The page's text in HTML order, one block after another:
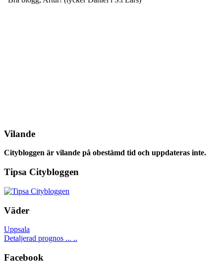
Vilande
Citybloggen är vilande på obestämd tid och uppdateras inte.
Tipsa Citybloggen
Väder
Uppsala
Detaljerad prognos ... ..
Facebook